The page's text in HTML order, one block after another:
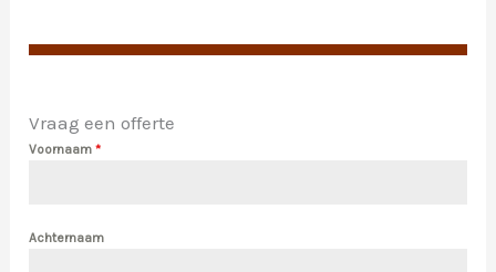
Vraag een offerte
Voornaam*
Achternaam